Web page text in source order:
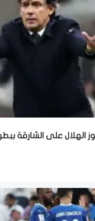
الهلال على الشارقة